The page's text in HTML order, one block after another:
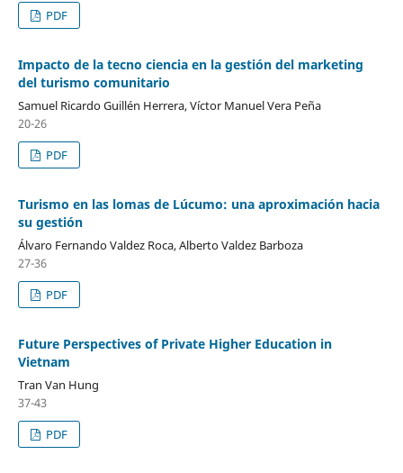
PDF
Impacto de la tecno ciencia en la gestión del marketing
del turismo comunitario
Samuel Ricardo Guillén Herrera, Víctor Manuel Vera Peña
20-26
PDF
Turismo en las lomas de Lúcumo: una aproximación hacia
su gestión
Álvaro Fernando Valdez Roca, Alberto Valdez Barboza
27-36
PDF
Future Perspectives of Private Higher Education in
Vietnam
Tran Van Hung
37-43
PDF